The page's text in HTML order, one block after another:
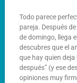
Todo parece
pareja. Después
de domingo, llega
descubres que el
que hay quien
después” (y ese
opiniones muy